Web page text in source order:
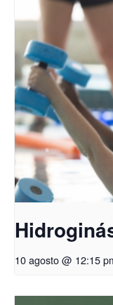
10 agosto @ 12:15